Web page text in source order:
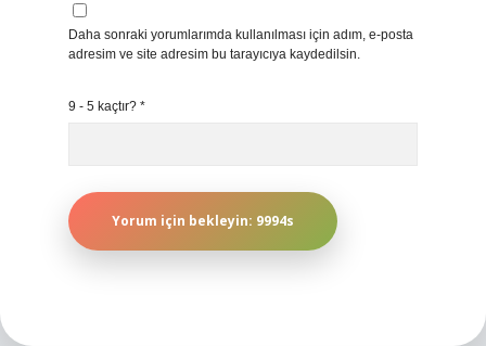
Daha sonraki yorumlarımda kullanılması için adım, e-posta
adresim ve site adresim bu tarayıcıya kaydedilsin.
9 - 5 kaçtır? *